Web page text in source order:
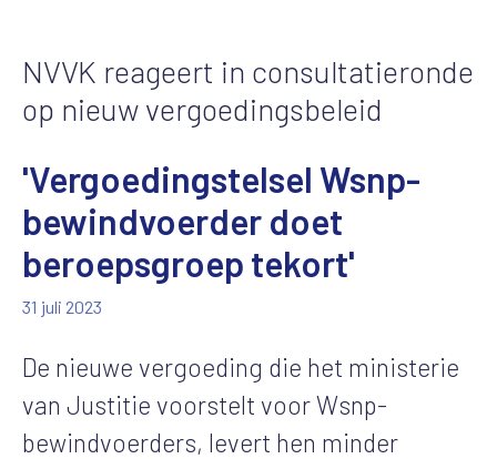
NVVK reageert in consultatieronde
op nieuw vergoedingsbeleid
'Vergoedingstelsel Wsnp-
bewindvoerder doet
beroepsgroep tekort'
31 juli 2023
De nieuwe vergoeding die het ministerie
van Justitie voorstelt voor Wsnp-
bewindvoerders, levert hen minder